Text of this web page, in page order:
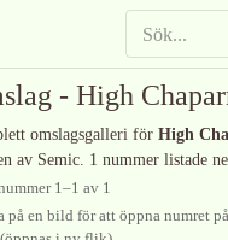
- High
omslagsgalleri för High
av Semic. 1 nummer listade
1–1 av 1
på en bild för att öppna numret